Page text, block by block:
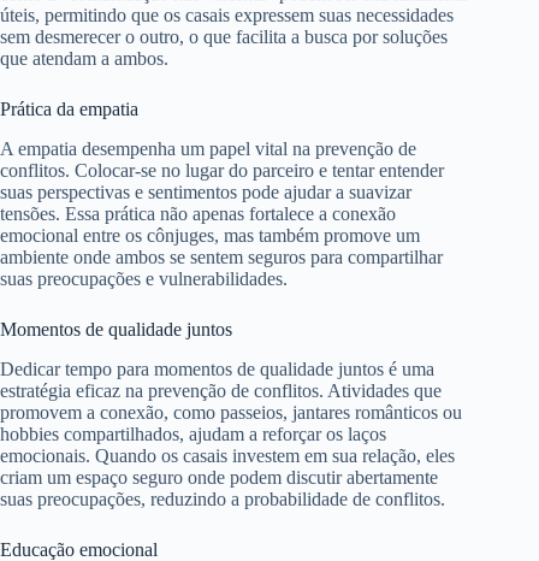
úteis, permitindo que os casais expressem suas necessidades
sem desmerecer o outro, o que facilita a busca por soluções
que atendam a ambos.
Prática da empatia
A empatia desempenha um papel vital na prevenção de
conflitos. Colocar-se no lugar do parceiro e tentar entender
suas perspectivas e sentimentos pode ajudar a suavizar
tensões. Essa prática não apenas fortalece a conexão
emocional entre os cônjuges, mas também promove um
ambiente onde ambos se sentem seguros para compartilhar
suas preocupações e vulnerabilidades.
Momentos de qualidade juntos
Dedicar tempo para momentos de qualidade juntos é uma
estratégia eficaz na prevenção de conflitos. Atividades que
promovem a conexão, como passeios, jantares românticos ou
hobbies compartilhados, ajudam a reforçar os laços
emocionais. Quando os casais investem em sua relação, eles
criam um espaço seguro onde podem discutir abertamente
suas preocupações, reduzindo a probabilidade de conflitos.
Educação emocional